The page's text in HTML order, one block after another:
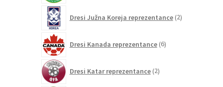
Dresi Južna Koreja reprezentance 2izdelka
Dresi Kanada reprezentance 6izdelkov
Dresi Katar reprezentance 2izdelka